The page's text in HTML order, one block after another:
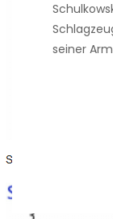
seiner